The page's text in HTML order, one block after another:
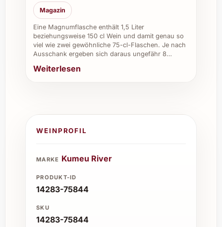
Magazin
Eine Magnumflasche enthält 1,5 Liter
beziehungsweise 150 cl Wein und damit genau so
viel wie zwei gewöhnliche 75-cl-Flaschen. Je nach
Ausschank ergeben sich daraus ungefähr 8…
Weiterlesen
WEINPROFIL
MARKE Kumeu River
PRODUKT-ID
14283-75844
SKU
14283-75844